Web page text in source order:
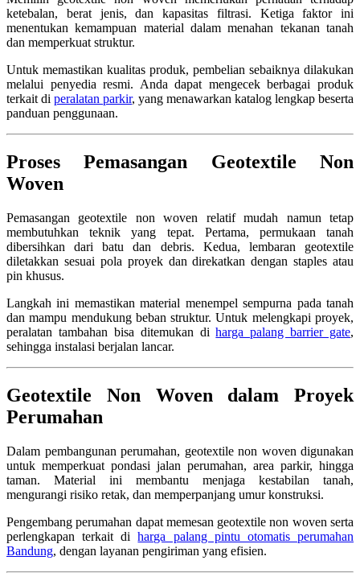
ketebalan, berat jenis, dan kapasitas filtrasi. Ketiga faktor ini
menentukan kemampuan material dalam menahan tekanan tanah
dan memperkuat struktur.
Untuk memastikan kualitas produk, pembelian sebaiknya dilakukan
melalui penyedia resmi. Anda dapat mengecek berbagai produk
terkait di peralatan parkir, yang menawarkan katalog lengkap beserta
panduan penggunaan.
Proses Pemasangan Geotextile Non
Woven
Pemasangan geotextile non woven relatif mudah namun tetap
membutuhkan teknik yang tepat. Pertama, permukaan tanah
dibersihkan dari batu dan debris. Kedua, lembaran geotextile
diletakkan sesuai pola proyek dan direkatkan dengan staples atau
pin khusus.
Langkah ini memastikan material menempel sempurna pada tanah
dan mampu mendukung beban struktur. Untuk melengkapi proyek,
peralatan tambahan bisa ditemukan diharga palang barrier gate,
sehingga instalasi berjalan lancar.
Geotextile Non Woven dalam Proyek
Perumahan
Dalam pembangunan perumahan, geotextile non woven digunakan
untuk memperkuat pondasi jalan perumahan, area parkir, hingga
taman. Material ini membantu menjaga kestabilan tanah,
mengurangi risiko retak, dan memperpanjang umur konstruksi.
Pengembang perumahan dapat memesan geotextile non woven serta
perlengkapan terkait diharga palang pintu otomatis perumahan
Bandung, dengan layanan pengiriman yang efisien.